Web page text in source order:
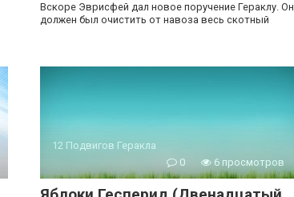
Вскоре Эврисфей дал новое поручение Гераклу. Он
должен был очистить от навоза весь скотный
12 Подвигов Геракла
0
6 просмотров